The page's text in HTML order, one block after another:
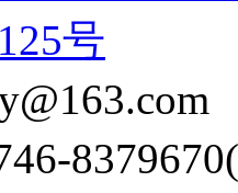
号